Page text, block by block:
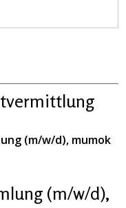
(m/w/d), mumok
(m/w/d),